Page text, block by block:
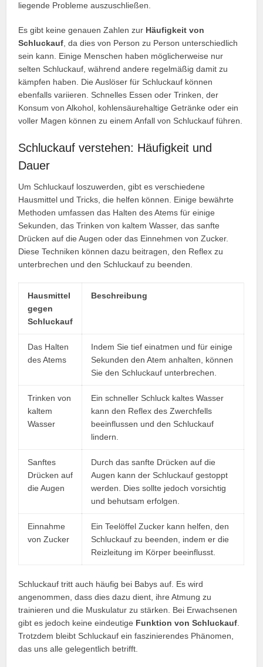
liegende Probleme auszuschließen.
Es gibt keine genauen Zahlen zur Häufigkeit von
Schluckauf, da dies von Person zu Person unterschiedlich
sein kann. Einige Menschen haben möglicherweise nur
selten Schluckauf, während andere regelmäßig damit zu
kämpfen haben. Die Auslöser für Schluckauf können
ebenfalls variieren. Schnelles Essen oder Trinken, der
Konsum von Alkohol, kohlensäurehaltige Getränke oder ein
voller Magen können zu einem Anfall von Schluckauf führen.
Schluckauf verstehen: Häufigkeit und
Dauer
Um Schluckauf loszuwerden, gibt es verschiedene
Hausmittel und Tricks, die helfen können. Einige bewährte
Methoden umfassen das Halten des Atems für einige
Sekunden, das Trinken von kaltem Wasser, das sanfte
Drücken auf die Augen oder das Einnehmen von Zucker.
Diese Techniken können dazu beitragen, den Reflex zu
unterbrechen und den Schluckauf zu beenden.
Hausmittel
gegen
Schluckauf
Beschreibung
Das Halten
des Atems
Indem Sie tief einatmen und für einige
Sekunden den Atem anhalten, können
Sie den Schluckauf unterbrechen.
Trinken von
kaltem
Wasser
Ein schneller Schluck kaltes Wasser
kann den Reflex des Zwerchfells
beeinflussen und den Schluckauf
lindern.
Sanftes
Drücken auf
die Augen
Durch das sanfte Drücken auf die
Augen kann der Schluckauf gestoppt
werden. Dies sollte jedoch vorsichtig
und behutsam erfolgen.
Einnahme
von Zucker
Ein Teelöffel Zucker kann helfen, den
Schluckauf zu beenden, indem er die
Reizleitung im Körper beeinflusst.
Schluckauf tritt auch häufig bei Babys auf. Es wird
angenommen, dass dies dazu dient, ihre Atmung zu
trainieren und die Muskulatur zu stärken. Bei Erwachsenen
gibt es jedoch keine eindeutige Funktion von Schluckauf.
Trotzdem bleibt Schluckauf ein faszinierendes Phänomen,
das uns alle gelegentlich betrifft.